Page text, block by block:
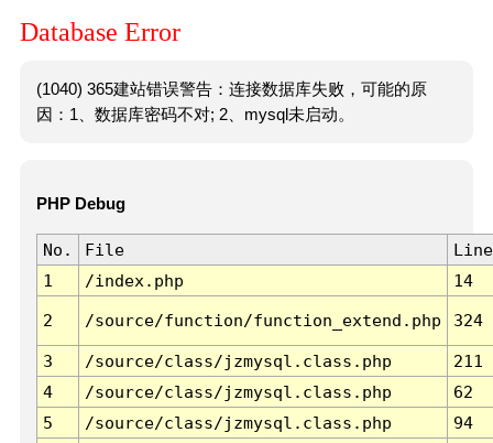
Database Error
(1040) 365建站错误警告：连接数据库失败，可能的原
因：1、数据库密码不对; 2、mysql未启动。
PHP Debug
No. File
Line
1
/index.php 14
2 /source/function/function_extend.php 324
3 /source/class/jzmysql.class.php
211
4
/source/class/jzmysql.class.php
62
5
/source/class/jzmysql.class.php
94